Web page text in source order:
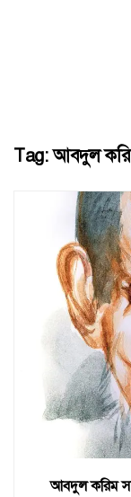
Tag:আবদুল
আবদুল করিম